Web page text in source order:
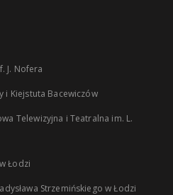
J. Nofera
i Kiejstuta Bacewiczów
Telewizyjna i Teatralna im. L.
Łodzi
Strzemińskiego w Łodzi